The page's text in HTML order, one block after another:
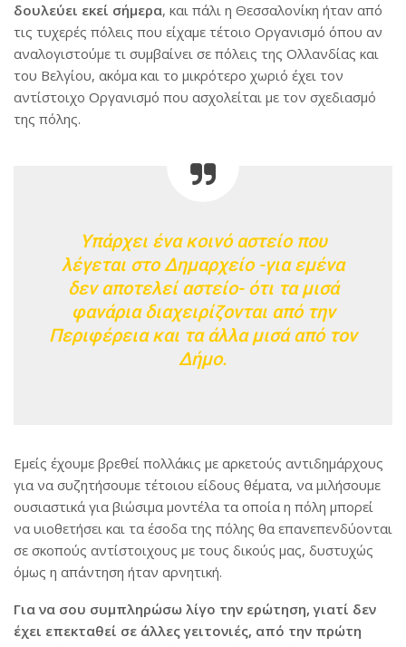
δουλεύει εκεί σήμερα, και πάλι η Θεσσαλονίκη ήταν από
τις τυχερές πόλεις που είχαμε τέτοιο Οργανισμό όπου αν
αναλογιστούμε τι συμβαίνει σε πόλεις της Ολλανδίας και
του Βελγίου, ακόμα και το μικρότερο χωριό έχει τον
αντίστοιχο Οργανισμό που ασχολείται με τον σχεδιασμό
της πόλης.
Υπάρχει ένα κοινό αστείο που
λέγεται στο Δημαρχείο -για εμένα
δεν αποτελεί αστείο- ότι τα μισά
φανάρια διαχειρίζονται από την
Περιφέρεια και τα άλλα μισά από τον
Δήμο.
Εμείς έχουμε βρεθεί πολλάκις με αρκετούς αντιδημάρχους
για να συζητήσουμε τέτοιου είδους θέματα, να μιλήσουμε
ουσιαστικά για βιώσιμα μοντέλα τα οποία η πόλη μπορεί
να υιοθετήσει και τα έσοδα της πόλης θα επανεπενδύονται
σε σκοπούς αντίστοιχους με τους δικούς μας, δυστυχώς
όμως η απάντηση ήταν αρνητική.
Για να σου συμπληρώσω λίγο την ερώτηση, γιατί δεν
έχει επεκταθεί σε άλλες γειτονιές, από την πρώτη